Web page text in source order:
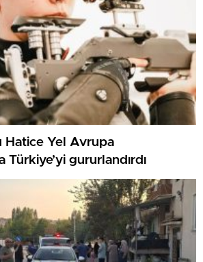
Hatice Yel Avrupa
Türkiye’yi gururlandırdı